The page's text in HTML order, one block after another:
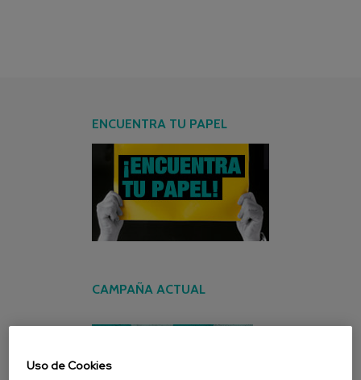
ENCUENTRA TU PAPEL
CAMPAÑA ACTUAL
Uso de Cookies